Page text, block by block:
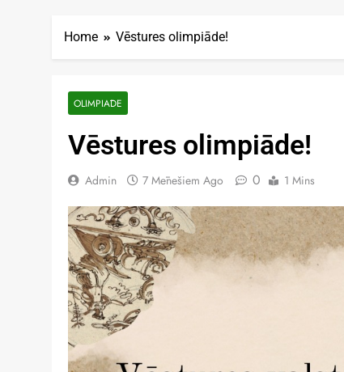
Home Vēstures olimpiāde!
OLIMPIĀDE
Vēstures olimpiāde!
Admin 7 Mēnešiem Ago 0 1 Mins